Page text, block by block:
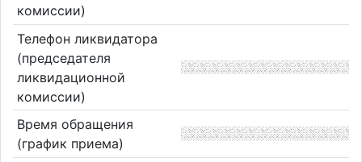
комиссии)
Телефон ликвидатора
(председателя
ликвидационной
комиссии)
Время обращения
(график приема)